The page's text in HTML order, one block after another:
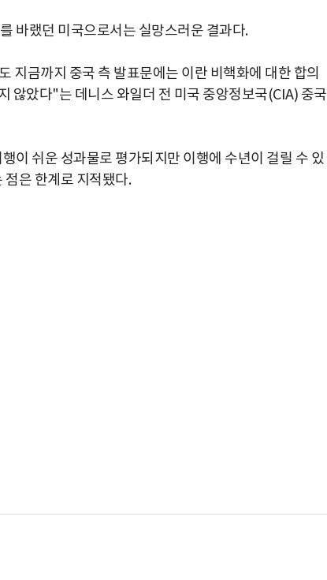
바랬던 미국으로서는 실망스러운 결과다.
지금까지 중국 측 발표문에는 이란 비핵화에 대한 합의
않았다"는 데니스 와일더 전 미국 중앙정보국(CIA) 중국
이 쉬운 성과물로 평가되지만 이행에 수년이 걸릴 수 있
점은 한계로 지적됐다.